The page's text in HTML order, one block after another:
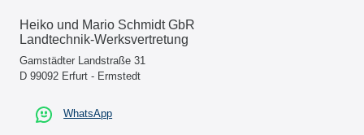
Heiko und Mario Schmidt GbR
Landtechnik-Werksvertretung
Gamstädter Landstraße 31
D 99092 Erfurt - Ermstedt
WhatsApp